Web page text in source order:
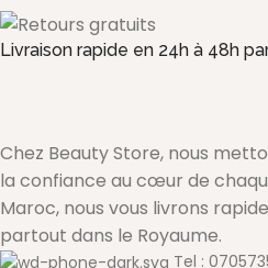
Livraison rapide en 24h à 48h
Chez Beauty Store, nous
la confiance au cœur de
Maroc, nous vous livrons
partout dans le Royaume.
Tel :